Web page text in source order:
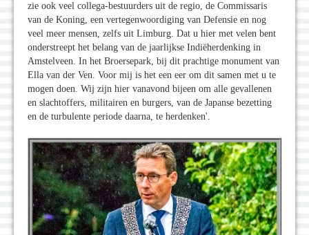
zie ook veel collega-bestuurders uit de regio, de Commissaris
van de Koning, een vertegenwoordiging van Defensie en nog
veel meer mensen, zelfs uit Limburg. Dat u hier met velen bent
onderstreept het belang van de jaarlijkse Indiëherdenking in
Amstelveen. In het Broersepark, bij dit prachtige monument van
Ella van der Ven. Voor mij is het een eer om dit samen met u te
mogen doen. Wij zijn hier vanavond bijeen om alle gevallenen
en slachtoffers, militairen en burgers, van de Japanse bezetting
en de turbulente periode daarna, te herdenken'.